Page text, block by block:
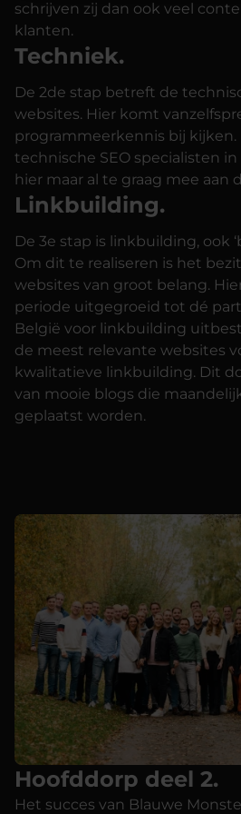
schrijven zij dan ook veel
klanten.
Techniek.
De 2de stap betreft de
websites. Hier komt
programmeerkennis bij
technische SEO specialisten
hier maar al te graag mee aan
Linkbuilding.
De 3e stap is linkbuilding, ook ‘
Om dit te realiseren is het
websites van groot belang.
periode uitgegroeid tot dé
België voor linkbuilding
de meest relevante websites
kwalitatieve linkbuilding. Dit
van mooie blogs die
geplaatst worden.
Hoofddorp deel 2.
Het succes van Blauwe